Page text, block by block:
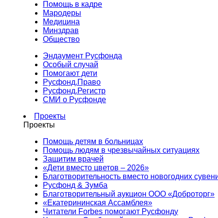
Помощь в кадре
Мародеры
Медицина
Минздрав
Общество
Эндаумент Русфонда
Особый случай
Помогают дети
Русфонд.Право
Русфонд.Регистр
СМИ о Русфонде
Проекты
Проекты
Помощь детям в больницах
Помощь людям в чрезвычайных ситуациях
Защитим врачей
«Дети вместо цветов – 2026»
Благотворительность вместо новогодних
Русфонд & Зумба
Благотворительный аукцион ООО «Доброторг»
«Екатерининская Ассамблея»
Читатели Forbes помогают Русфонду